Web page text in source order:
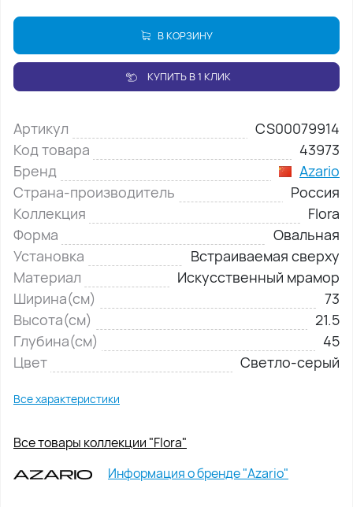
В КОРЗИНУ
КУПИТЬ В 1 КЛИК
Артикул
CS00079914
Код товара
43973
Бренд
Azario
Страна-производитель
Россия
Коллекция
Flora
Форма
Овальная
Установка
Встраиваемая сверху
Материал
Искусственный мрамор
Ширина(см)
73
Высота(см)
21.5
Глубина(см)
45
Цвет
Светло-серый
Все характеристики
Все товары коллекции "Flora"
Информация о бренде "Azario"